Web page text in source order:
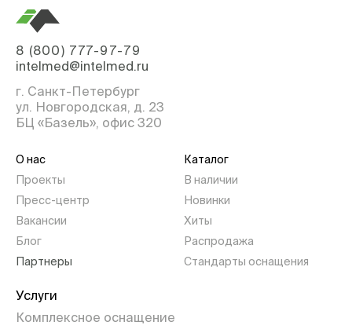
8 (800) 777-97-79
intelmed@intelmed.ru
г. Санкт-Петербург
ул. Новгородская, д. 23
БЦ «Базель», офис 320
О нас
Проекты
Пресс-центр
Вакансии
Блог
Партнеры
Каталог
В наличии
Новинки
Хиты
Распродажа
Стандарты оснащения
Услуги
Комплексное оснащение